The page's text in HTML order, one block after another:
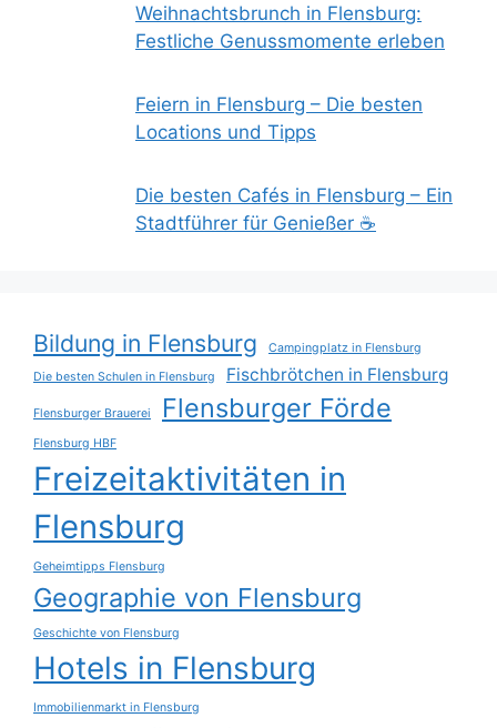
Weihnachtsbrunch in Flensburg:
Festliche Genussmomente erleben
Feiern in Flensburg – Die besten
Locations und Tipps
Die besten Cafés in Flensburg – Ein
Stadtführer für Genießer ☕
Bildung in Flensburg
Campingplatz in Flensburg
Die besten Schulen in Flensburg
Fischbrötchen in Flensburg
Flensburger Brauerei Flensburger Förde
Flensburg HBF
Freizeitaktivitäten in
Flensburg
Geheimtipps Flensburg
Geographie von Flensburg
Geschichte von Flensburg
Hotels in Flensburg
Immobilienmarkt in Flensburg